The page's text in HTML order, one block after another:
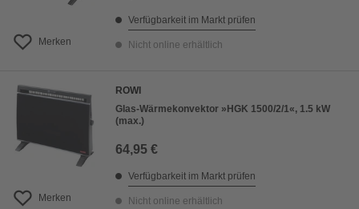
Merken
Verfügbarkeit im Markt prüfen
Nicht online erhältlich
Merken
ROWI
Glas-Wärmekonvektor »HGK 1500/2/1«, 1.5 kW
(max.)
64,95 €
Verfügbarkeit im Markt prüfen
Nicht online erhältlich